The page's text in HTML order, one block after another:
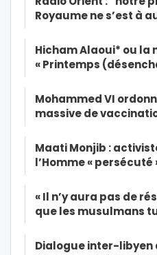
Royaume ne s’est à
Hicham Alaoui* ou la
« Printemps
Mohammed VI
massive de
Maati Monjib :
l’Homme « persécuté
« Il n’y aura pas de
que les musulmans
Dialogue inter-libyen